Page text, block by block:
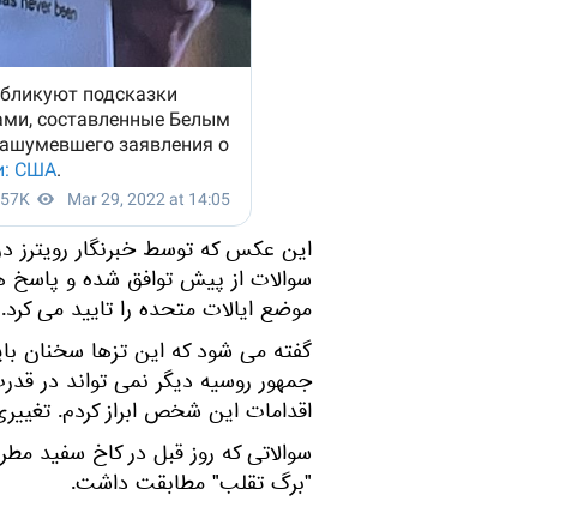
این عکس که توسط خبرنگار رویترز
سوالات از پیش توافق شده و پاسخ
موضع ایالات متحده را تایید می کرد.
گفته می شود که این تزها سخنان
جمهور روسیه دیگر نمی تواند در
اقدامات این شخص ابراز کردم.
سوالاتی که روز قبل در کاخ سفید
"برگ تقلب" مطابقت داشت.